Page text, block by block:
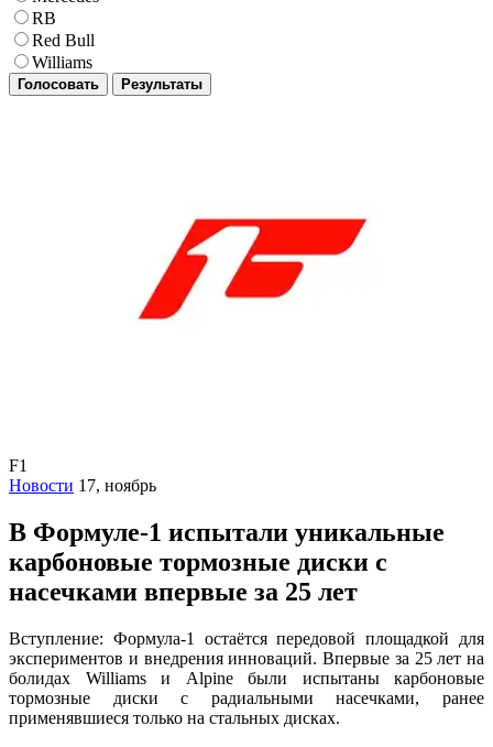
RB
Red Bull
Williams
Голосовать Результаты
F1
Новости 17, ноябрь
В Формуле-1 испытали уникальные
карбоновые тормозные диски с
насечками впервые за 25 лет
Вступление: Формула-1 остаётся передовой площадкой для
экспериментов и внедрения инноваций. Впервые за 25 лет на
болидах Williams и Alpine были испытаны карбоновые
тормозные диски с радиальными насечками, ранее
применявшиеся только на стальных дисках.